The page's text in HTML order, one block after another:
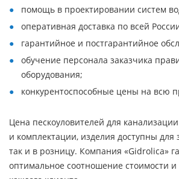
помощь в проектировании систем
оперативная доставка по всей
гарантийное и постгарантийное
обучение персонала заказчика
оборудования;
конкурентоспособные цены на всю
Цена пескоуловителей для
и комплектации, изделия доступны для
так и в розницу. Компания «Gidrolica»
оптимальное соотношение стоимости и